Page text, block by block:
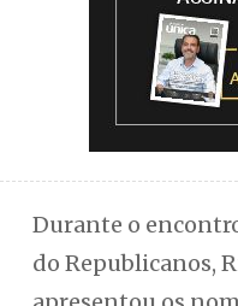
Durante o
do Republicanos,